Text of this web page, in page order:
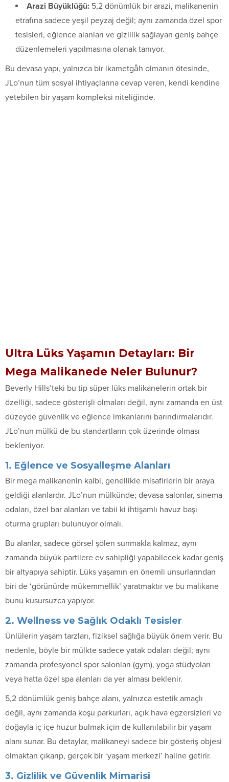
Arazi Büyüklüğü: 5,2 dönümlük bir arazi, malikanenin
etrafına sadece yeşil peyzaj değil; aynı zamanda özel spor
tesisleri, eğlence alanları ve gizlilik sağlayan geniş bahçe
düzenlemeleri yapılmasına olanak tanıyor.
Bu devasa yapı, yalnızca bir ikametgâh olmanın ötesinde,
JLo’nun tüm sosyal ihtiyaçlarına cevap veren, kendi kendine
yetebilen bir yaşam kompleksi niteliğinde.
Ultra Lüks Yaşamın Detayları: Bir
Mega Malikanede Neler Bulunur?
Beverly Hills’teki bu tip süper lüks malikanelerin ortak bir
özelliği, sadece gösterişli olmaları değil, aynı zamanda en üst
düzeyde güvenlik ve eğlence imkanlarını barındırmalarıdır.
JLo’nun mülkü de bu standartların çok üzerinde olması
bekleniyor.
1. Eğlence ve Sosyalleşme Alanları
Bir mega malikanenin kalbi, genellikle misafirlerin bir araya
geldiği alanlardır. JLo’nun mülkünde; devasa salonlar, sinema
odaları, özel bar alanları ve tabii ki ihtişamlı havuz başı
oturma grupları bulunuyor olmalı.
Bu alanlar, sadece görsel şölen sunmakla kalmaz, aynı
zamanda büyük partilere ev sahipliği yapabilecek kadar geniş
bir altyapıya sahiptir. Lüks yaşamın en önemli unsurlarından
biri de ‘görünürde mükemmellik’ yaratmaktır ve bu malikane
bunu kusursuzca yapıyor.
2. Wellness ve Sağlık Odaklı Tesisler
Ünlülerin yaşam tarzları, fiziksel sağlığa büyük önem verir. Bu
nedenle, böyle bir mülkte sadece yatak odaları değil; aynı
zamanda profesyonel spor salonları (gym), yoga stüdyoları
veya hatta özel spa alanları da yer alması beklenir.
5,2 dönümlük geniş bahçe alanı, yalnızca estetik amaçlı
değil, aynı zamanda koşu parkurları, açık hava egzersizleri ve
doğayla iç içe huzur bulmak için de kullanılabilir bir yaşam
alanı sunar. Bu detaylar, malikaneyi sadece bir gösteriş objesi
olmaktan çıkarıp, gerçek bir ‘yaşam merkezi’ haline getirir.
3. Gizlilik ve Güvenlik Mimarisi